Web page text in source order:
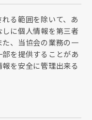
る範囲を除いて、あ
に個人情報を第三者
、当協会の業務の一
を提供することがあ
を安全に管理出来る